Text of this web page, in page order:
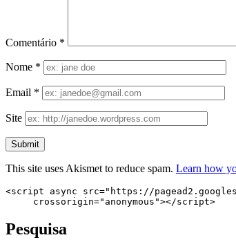
Comentário *
Nome *
Email *
Site
This site uses Akismet to reduce spam. Learn how
<script async src="https://
     crossorigin="anonymous"></script>
Pesquisa